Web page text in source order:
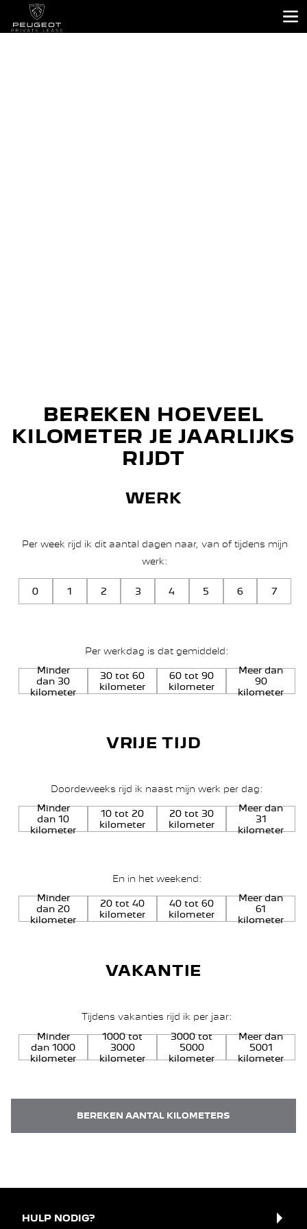
BEREKEN HOEVEEL
KILOMETER JE JAARLIJKS
RIJDT
WERK
Per week rijd ik dit aantal dagen naar, van of tijdens mijn
werk:
0 1 2 3 4 5 6 7
Per werkdag is dat gemiddeld:
Minder
dan 30
kilometer
30 tot 60
kilometer
60 tot 90
kilometer
Meer dan
90
kilometer
VRIJE TIJD
Doordeweeks rijd ik naast mijn werk per dag:
Minder
dan 10
kilometer
10 tot 20
kilometer
20 tot 30
kilometer
Meer dan
31
kilometer
En in het weekend:
Minder
dan 20
kilometer
20 tot 40
kilometer
40 tot 60
kilometer
Meer dan
61
kilometer
VAKANTIE
Tijdens vakanties rijd ik per jaar:
Minder
dan 1000
kilometer
1000 tot
3000
kilometer
3000 tot
5000
kilometer
Meer dan
5001
kilometer
BEREKEN AANTAL KILOMETERS
HULP NODIG?